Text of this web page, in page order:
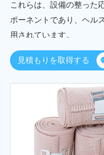
これらは、設備の整った
ポーネントであり、ヘル
用されています。
見積もりを取得する